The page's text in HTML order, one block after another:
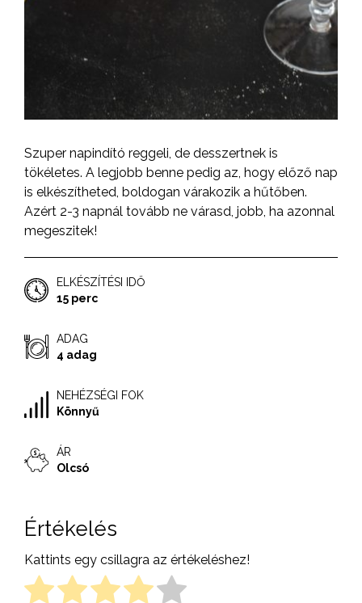
Szuper napindító reggeli, de desszertnek is
tökéletes. A legjobb benne pedig az, hogy előző nap
is elkészítheted, boldogan várakozik a hűtőben.
Azért 2-3 napnál tovább ne várasd, jobb, ha azonnal
megeszitek!
ELKÉSZÍTÉSI IDŐ
15 perc
ADAG
4 adag
NEHÉZSÉGI FOK
Könnyű
ÁR
Olcsó
Értékelés
Kattints egy csillagra az értékeléshez!